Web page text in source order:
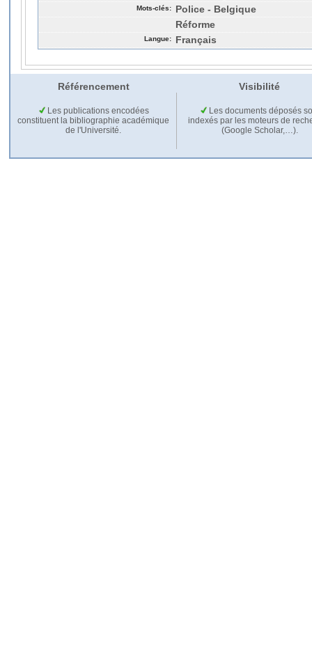
Mots-clés:
Police - Belgique
Réforme
Langue: Français
Référencement Visibilité
Les publications encodées
constituent la bibliographie académique
de l'Université.
Les documents déposés
indexés par les moteurs de
(Google Scholar,…).